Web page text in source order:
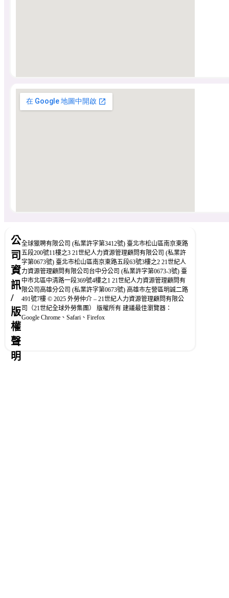
公
司
資
訊
/
版
權
聲
明
全球獵聘有限公司 (私業許字第3412號) 臺北市松山區南京東路
五段200號11樓之3 21世紀人力資源管理顧問有限公司 (私業許
字第0673號) 臺北市松山區南京東路五段63號3樓之2 21世紀人
力資源管理顧問有限公司台中分公司 (私業許字第0673-3號) 臺
中市北區中清路一段369號4樓之1 21世紀人力資源管理顧問有
限公司高雄分公司 (私業許字第0673號) 高雄市左營區明誠二路
491號7樓 © 2025 外勞仲介 – 21世紀人力資源管理顧問有限公
司（21世紀全球外勞集團） 版權所有 建議最佳瀏覽器：
Google Chrome、Safari、Firefox